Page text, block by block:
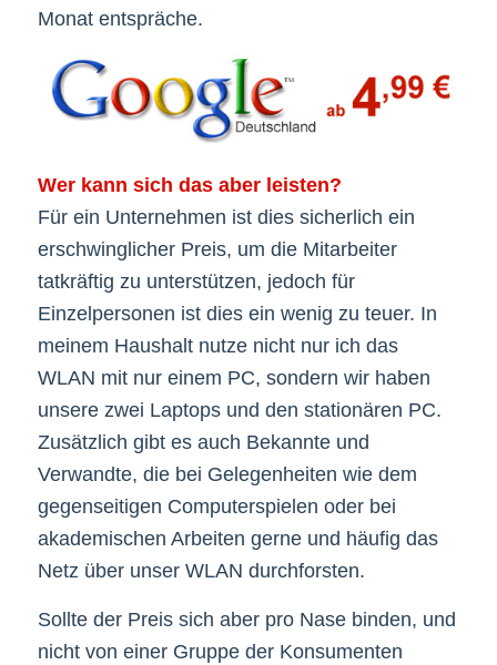
Monat entspräche.
Wer kann sich das aber leisten?
Für ein Unternehmen ist dies sicherlich ein
erschwinglicher Preis, um die Mitarbeiter
tatkräftig zu unterstützen, jedoch für
Einzelpersonen ist dies ein wenig zu teuer. In
meinem Haushalt nutze nicht nur ich das
WLAN mit nur einem PC, sondern wir haben
unsere zwei Laptops und den stationären PC.
Zusätzlich gibt es auch Bekannte und
Verwandte, die bei Gelegenheiten wie dem
gegenseitigen Computerspielen oder bei
akademischen Arbeiten gerne und häufig das
Netz über unser WLAN durchforsten.
Sollte der Preis sich aber pro Nase binden, und
nicht von einer Gruppe der Konsumenten